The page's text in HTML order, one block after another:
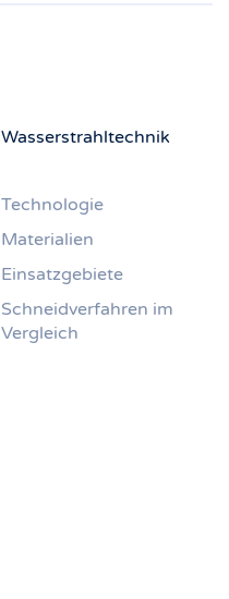
Wasserstrahltechnik
Technologie
Materialien
Einsatzgebiete
Schneidverfahren im
Vergleich